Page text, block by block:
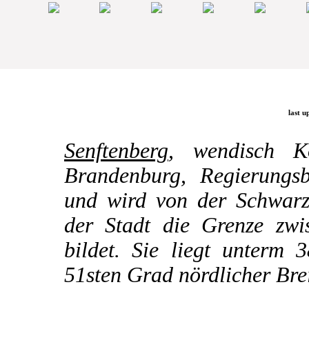
last
Senftenberg, wendisch
Brandenburg,
und wird von der
der Stadt die Grenze
bildet. Sie liegt unterm
51sten Grad nördlicher